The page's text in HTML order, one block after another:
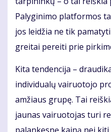
Palyginimo platformos
jos leidžia ne tik
greitai pereiti prie
Kita tendencija –
individualų vairuotojo
amžiaus grupę. Tai
jaunas vairuotojas turi